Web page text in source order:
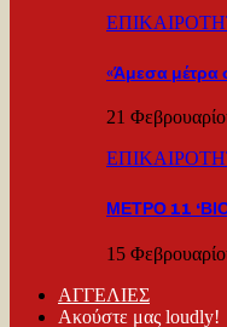
«Άμεσα μέτρα
21
ΜΕΤΡΟ 11
15
ΑΓΓΕΛΙΕΣ
Ακούστε μας loudly!